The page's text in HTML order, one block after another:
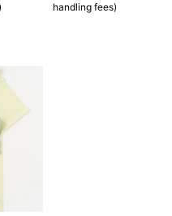
handling fees)